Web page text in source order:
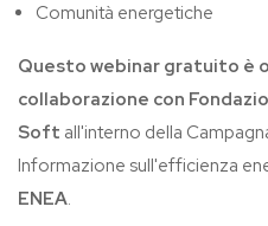
Comunità energetiche
Questo webinar gratuito è
collaborazione con
Soft all'interno della
Informazione sull'efficienza
ENEA.